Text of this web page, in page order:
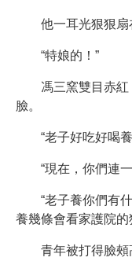
他一耳光狠狠扇
“特娘的！”
馮三窯雙目赤
臉。
“老子好吃好喝
“現在，你們連
“老子養你們有
養幾條會看家護院的
青年被打得臉